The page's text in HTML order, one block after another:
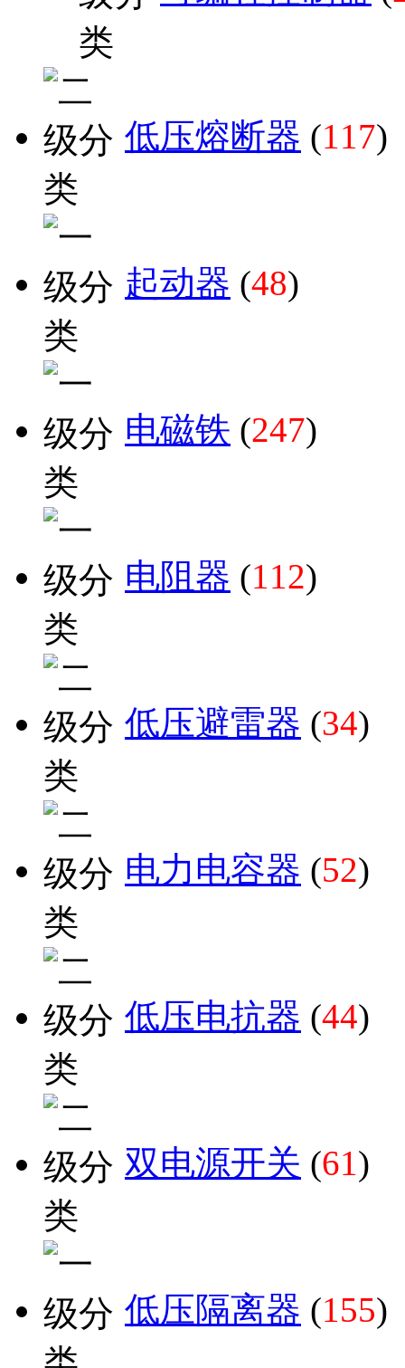
低压熔断器 (117)
起动器 (48)
电磁铁 (247)
电阻器 (112)
低压避雷器 (34)
电力电容器 (52)
低压电抗器 (44)
双电源开关 (61)
低压隔离器 (155)